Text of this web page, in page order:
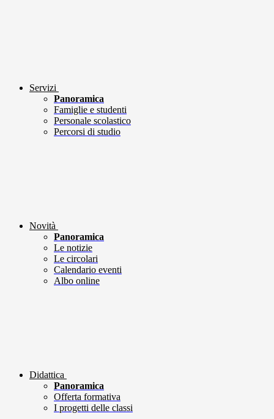
Servizi
Panoramica
Famiglie e studenti
Personale scolastico
Percorsi di studio
Novità
Panoramica
Le notizie
Le circolari
Calendario eventi
Albo online
Didattica
Panoramica
Offerta formativa
I progetti delle classi